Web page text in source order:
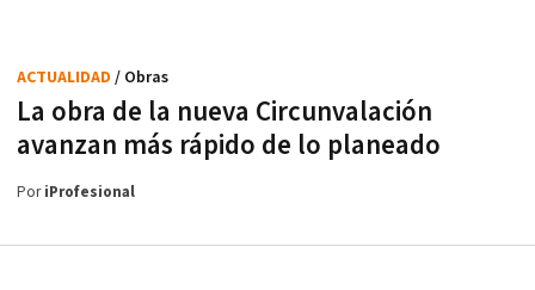
La obra de la nueva Circunvalación
avanzan más rápido de lo planeado
ACTUALIDAD / Obras
PoriProfesional